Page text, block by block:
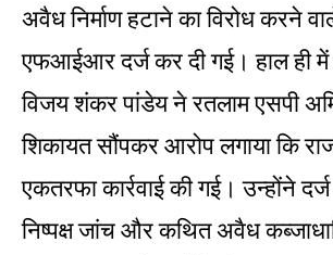
अवैध निर्माण हटाने का विरोध करने
एफआईआर दर्ज कर दी गई। हाल ही
विजय शंकर पांडेय ने रतलाम एसपी
शिकायत सौंपकर आरोप लगाया कि
एकतरफा कार्रवाई की गई। उन्होंने
निष्पक्ष जांच और कथित अवैध